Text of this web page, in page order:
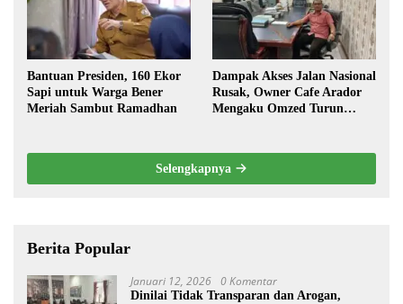
Bantuan Presiden, 160 Ekor
Sapi untuk Warga Bener
Meriah Sambut Ramadhan
Dampak Akses Jalan Nasional
Rusak, Owner Cafe Arador
Mengaku Omzed Turun
Selengkapnya
Berita Popular
Januari 12, 2026 0 Komentar
Dinilai Tidak Transparan dan Arogan,